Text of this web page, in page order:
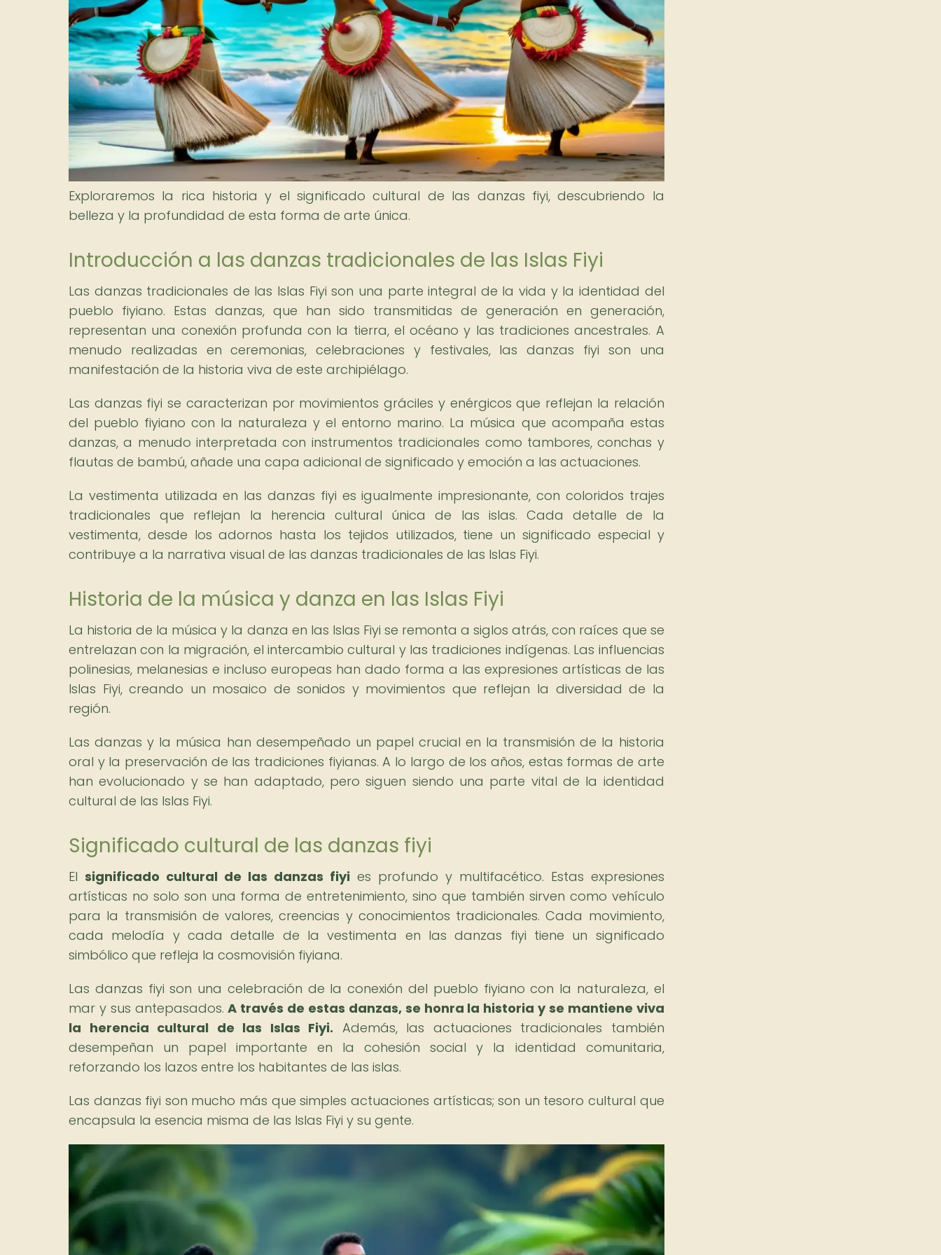
Exploraremos la rica historia y el significado cultural de las danzas fiyi, descubriendo la
belleza y la profundidad de esta forma de arte única.
Introducción a las danzas tradicionales de las Islas Fiyi
Las danzas tradicionales de las Islas Fiyi son una parte integral de la vida y la identidad del
pueblo fiyiano. Estas danzas, que han sido transmitidas de generación en generación,
representan una conexión profunda con la tierra, el océano y las tradiciones ancestrales. A
menudo realizadas en ceremonias, celebraciones y festivales, las danzas fiyi son una
manifestación de la historia viva de este archipiélago.
Las danzas fiyi se caracterizan por movimientos gráciles y enérgicos que reflejan la relación
del pueblo fiyiano con la naturaleza y el entorno marino. La música que acompaña estas
danzas, a menudo interpretada con instrumentos tradicionales como tambores, conchas y
flautas de bambú, añade una capa adicional de significado y emoción a las actuaciones.
La vestimenta utilizada en las danzas fiyi es igualmente impresionante, con coloridos trajes
tradicionales que reflejan la herencia cultural única de las islas. Cada detalle de la
vestimenta, desde los adornos hasta los tejidos utilizados, tiene un significado especial y
contribuye a la narrativa visual de las danzas tradicionales de las Islas Fiyi.
Historia de la música y danza en las Islas Fiyi
La historia de la música y la danza en las Islas Fiyi se remonta a siglos atrás, con raíces que se
entrelazan con la migración, el intercambio cultural y las tradiciones indígenas. Las influencias
polinesias, melanesias e incluso europeas han dado forma a las expresiones artísticas de las
Islas Fiyi, creando un mosaico de sonidos y movimientos que reflejan la diversidad de la
región.
Las danzas y la música han desempeñado un papel crucial en la transmisión de la historia
oral y la preservación de las tradiciones fiyianas. A lo largo de los años, estas formas de arte
han evolucionado y se han adaptado, pero siguen siendo una parte vital de la identidad
cultural de las Islas Fiyi.
Significado cultural de las danzas fiyi
El significado cultural de las danzas fiyi es profundo y multifacético. Estas expresiones
artísticas no solo son una forma de entretenimiento, sino que también sirven como vehículo
para la transmisión de valores, creencias y conocimientos tradicionales. Cada movimiento,
cada melodía y cada detalle de la vestimenta en las danzas fiyi tiene un significado
simbólico que refleja la cosmovisión fiyiana.
Las danzas fiyi son una celebración de la conexión del pueblo fiyiano con la naturaleza, el
mar y sus antepasados.A través de estas danzas, se honra la historia y se mantiene viva
la herencia cultural de las Islas Fiyi. Además, las actuaciones tradicionales también
desempeñan un papel importante en la cohesión social y la identidad comunitaria,
reforzando los lazos entre los habitantes de las islas.
Las danzas fiyi son mucho más que simples actuaciones artísticas; son un tesoro cultural que
encapsula la esencia misma de las Islas Fiyi y su gente.